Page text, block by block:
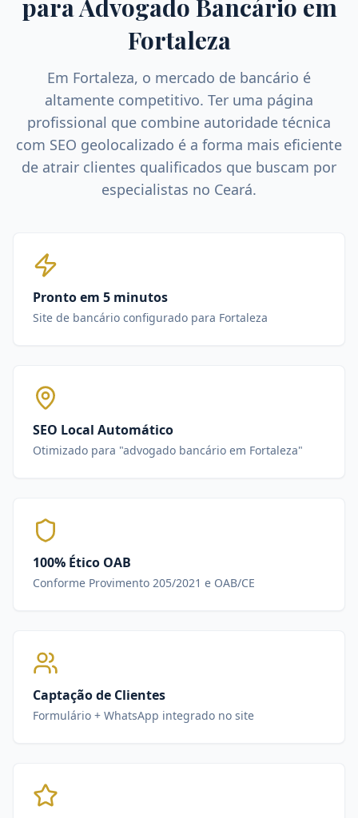
paraAdvogado Bancário em
Fortaleza
Em Fortaleza, o mercado de bancário é
altamente competitivo. Ter uma página
profissional que combine autoridade técnica
com SEO geolocalizado é a forma mais eficiente
de atrair clientes qualificados que buscam por
especialistas no Ceará.
Pronto em 5 minutos
Site de bancário configurado para Fortaleza
SEO Local Automático
Otimizado para "advogado bancário em Fortaleza"
100% Ético OAB
Conforme Provimento 205/2021 e OAB/CE
Captação de Clientes
Formulário + WhatsApp integrado no site